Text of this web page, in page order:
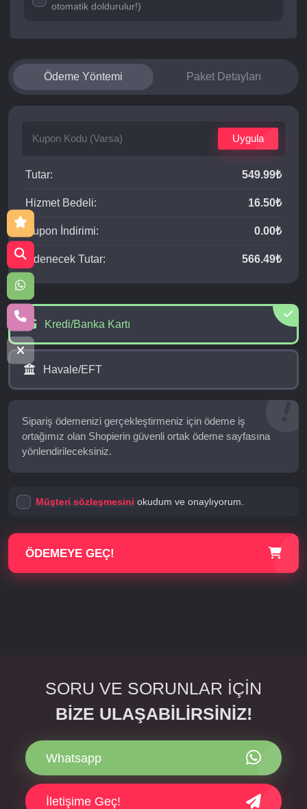
otomatik doldurulur!)
Ödeme Yöntemi Paket Detayları
Uygula
Tutar: 549.99₺
Hizmet Bedeli: 16.50₺
Kupon İndirimi: 0.00₺
Ödenecek Tutar: 566.49₺
Kredi/Banka Kartı
Havale/EFT
Sipariş ödemenizi gerçekleştirmeniz için ödeme iş
ortağımız olan Shopierin güvenli ortak ödeme sayfasına
yönlendirileceksiniz.
Müşteri sözleşmesini okudum ve onaylıyorum.
ÖDEMEYE GEÇ!
SORU VE SORUNLAR İÇİN
BİZE ULAŞABİLİRSİNİZ!
Whatsapp
İletişime Geç!